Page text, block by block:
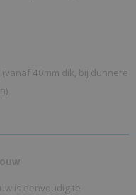
40mm dik, bij dunnere
is eenvoudig te